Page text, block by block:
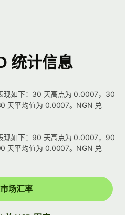
统计信息
现如下：30 天高点为 0.0007，30
天平均值为 0.0007。NGN 兑
现如下：90 天高点为 0.0007，90
天平均值为 0.0007。NGN 兑
场汇率